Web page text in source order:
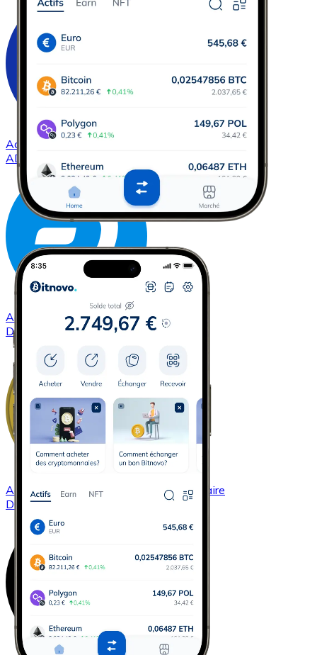
Acheter
ADA
Acheter Dash avec virement bancaire
DASH
Acheter Dogecoinavec virement bancaire
DOGE